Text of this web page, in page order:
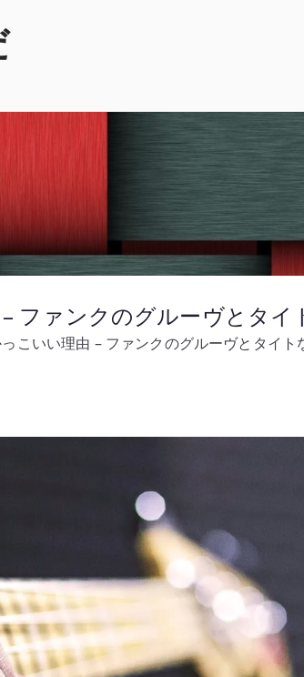
ファンクのグルーヴとタイ
こいい理由 – ファンクのグルーヴとタイト